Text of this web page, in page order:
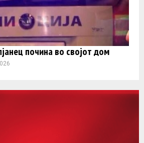
почина во својот дом